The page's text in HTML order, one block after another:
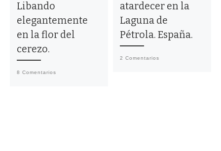
Libando
elegantemente
en la flor del
cerezo.
8 Comentarios
atardecer en la
Laguna de
Pétrola. España.
2 Comentarios